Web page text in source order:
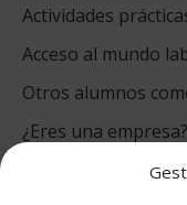
Actividades
Acceso al mundo
Otros alumnos
¿Eres una empresa?